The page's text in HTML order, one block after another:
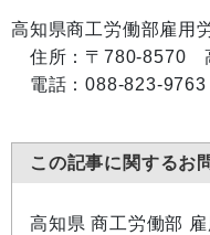
高知県商工労働部雇用
住所：〒780-8570
電話：088-823-9763
この記事に関するお
高知県 商工労働部